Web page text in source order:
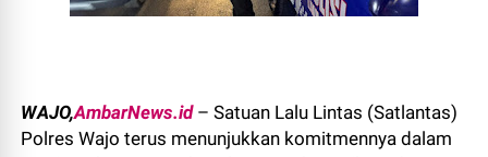
WAJO,AmbarNews.id – Satuan Lalu Lintas (Satlantas)
Polres Wajo terus menunjukkan komitmennya dalam